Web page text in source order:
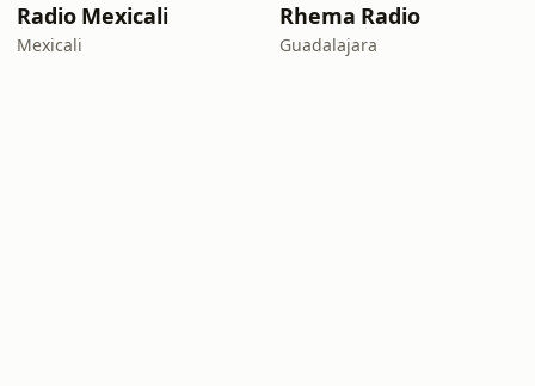
Radio Mexicali
Mexicali
Rhema Radio
Guadalajara